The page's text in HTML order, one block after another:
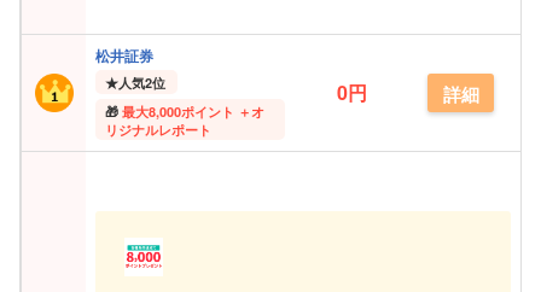
松井証券
★人気2位
最大8,000ポイント ＋オ
リジナルレポート
0円 詳細